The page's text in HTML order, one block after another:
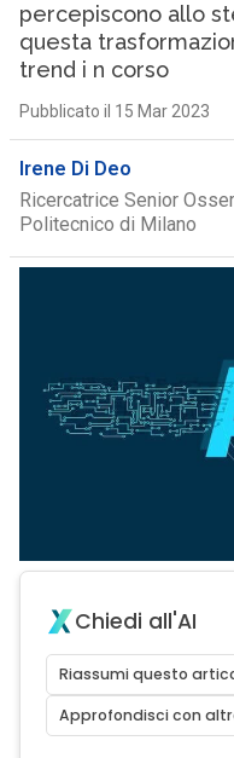
percepiscono allo
questa
trend i n corso
Pubblicato il 15 Mar 2023
Irene Di Deo
Ricercatrice Senior
Politecnico di Milano
Chiedi all'AI
Riassumi questo
Approfondisci con